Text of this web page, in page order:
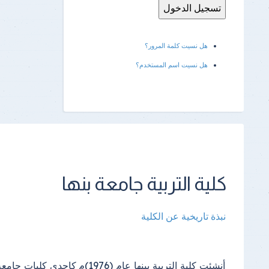
هل نسيت كلمة المرور؟
هل نسيت اسم المستخدم؟
كلية التربية جامعة بنها
نبذة تاريخية عن الكلية
أنشئت كلية التربية ببنها عام (1976)م كإحدى كليات
الدراسي(2000) واستمرت الدراسة فيه إلى أن تم